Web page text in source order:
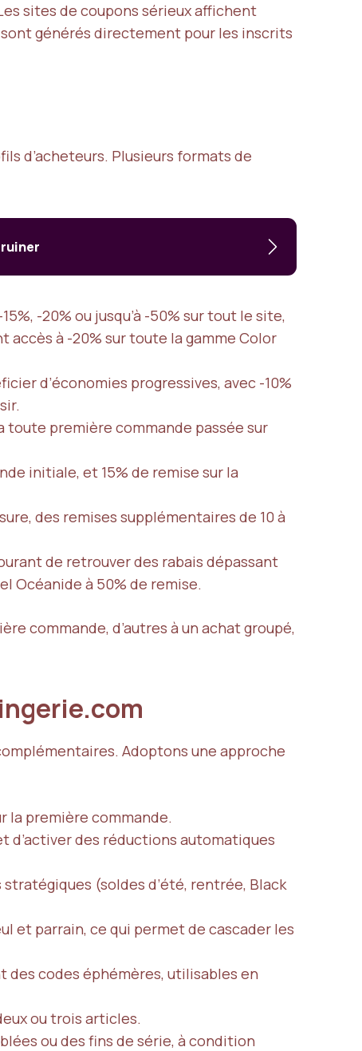
sites de coupons sérieux affichent
générés directement pour les inscrits
d’acheteurs. Plusieurs formats de
-20% ou jusqu’à -50% sur tout le site,
à -20% sur toute la gamme Color
d’économies progressives, avec -10%
toute première commande passée sur
initiale, et 15% de remise sur la
des remises supplémentaires de 10 à
de retrouver des rabais dépassant
Océanide à 50% de remise.
commande, d’autres à un achat groupé,
Adoptons une approche
la première commande.
d’activer des réductions automatiques
(soldes d’été, rentrée, Black
et parrain, ce qui permet de cascader les
codes éphémères, utilisables en
ou trois articles.
ou des fins de série, à condition